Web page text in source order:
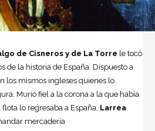
de Cisneros y de La Torre le tocó
de la historia de España. Dispuesto a
los mismos ingleses quienes lo
Murió fiel a la corona a la que había
lo regresaba a España, Larrea
mercadería